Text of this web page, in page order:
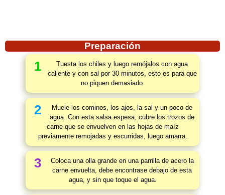
Preparación
1
Tuesta los chiles y luego remójalos con agua
caliente y con sal por 30 minutos, esto es para que
no piquen demasiado.
2
Muele los cominos, los ajos, la sal y un poco de
agua. Con esta salsa espesa, cubre los trozos de
carne que se envuelven en las hojas de maíz
previamente remojadas y escurridas, luego amarra.
3
Coloca una olla grande en una parrilla de acero la
carne envuelta, debe encontrase debajo de esta
agua, y sin que toque el agua.